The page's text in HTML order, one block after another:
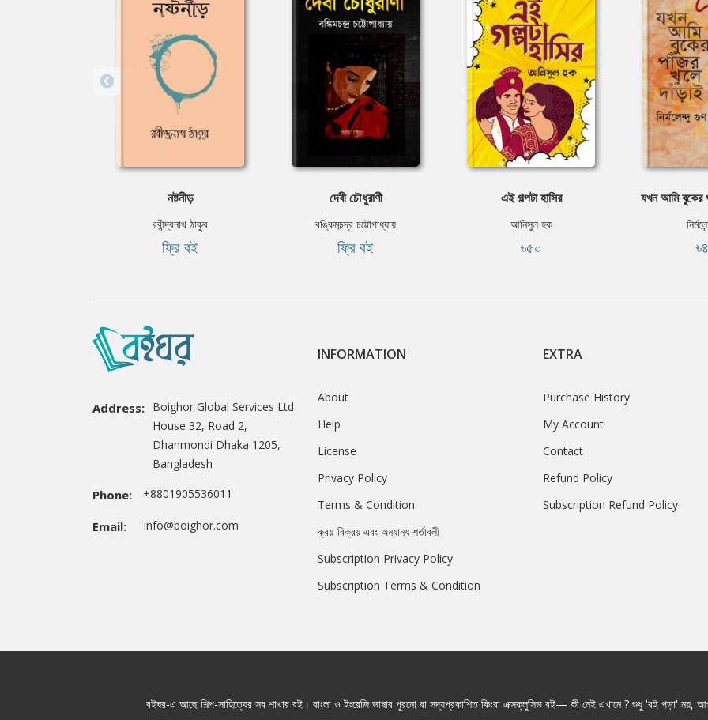
নষ্টনীড়
রবীন্দ্রনাথ ঠাকুর
ফ্রি বই
দেবী চৌধুরাণী
বঙ্কিমচন্দ্র চট্টোপাধ্যায়
ফ্রি বই
এই গল্পটা হাসির
আনিসুল হক
৳৫০
যখন আমি বুকের
Address: Boighor Global Services Ltd
House 32, Road 2,
Dhanmondi Dhaka 1205,
Bangladesh
Phone: +8801905536011
Email: info@boighor.com
INFORMATION
About
Help
License
Privacy Policy
Terms & Condition
ক্রয়-বিক্রয় এবং অন্যান্য শর্তাবলী
Subscription Privacy Policy
Subscription Terms & Condition
EXTRA
Purchase History
My Account
Contact
Refund Policy
Subscription Refund Policy
বইঘর-এ আছে শিল্প-সাহিত্যের সব শাখার বই। বাংলা ও ইংরেজি ভাষার পুরনো বা সদ্যপ্রকাশিত কিংবা এক্সক্লুসিভ বই— কী নেই এখানে ? শুধু 'বই পড়া' নয়,